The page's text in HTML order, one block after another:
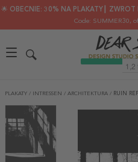
🌟 OBECNIE: 30% NA PLAKATY┃
Code: SUMMER30,
PLAKATY / INTRESSEN / ARCHITEKTURA / RUIN